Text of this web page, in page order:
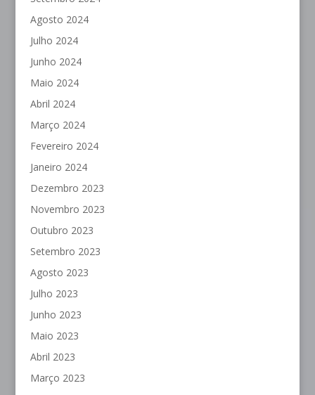
Agosto 2024
Julho 2024
Junho 2024
Maio 2024
Abril 2024
Março 2024
Fevereiro 2024
Janeiro 2024
Dezembro 2023
Novembro 2023
Outubro 2023
Setembro 2023
Agosto 2023
Julho 2023
Junho 2023
Maio 2023
Abril 2023
Março 2023